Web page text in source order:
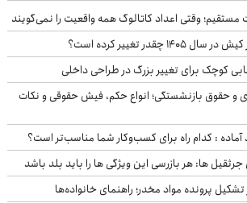
وقتی اعداد کاتالوگ همه واقعیت را نمی‌گویند
تغییر کرده است؟
کوچک برای تغییر بزرگ در طراحی داخلی
و حقوق بازنشستگی؛ انواع حکم، فیش حقوقی و نکات
آماده : کدام راه برای کسب‌وکار شما مناسب‌تر است؟
ها: هر بازرسی این ویژگی ها را باید بلد باشد